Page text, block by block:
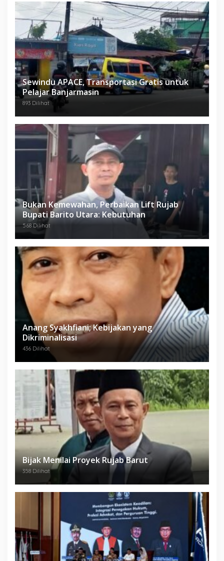
Sewindu APACE, Transportasi Gratis untuk
Pelajar Banjarmasin
893 Dilihat
Bukan Kemewahan, Perbaikan Lift Rujab
Bupati Barito Utara: Kebutuhan
568 Dilihat
Anang Syakhfiani; Kebijakan yang
Dikriminalisasi
436 Dilihat
Bijak Menilai Proyek Rujab Barut
358 Dilihat